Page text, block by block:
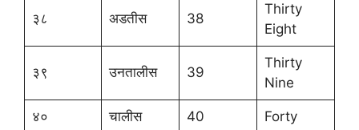
३८ अडतीस 38
Thirty
Eight
३९ उनतालीस 39
Thirty
Nine
४० चालीस 40 Forty